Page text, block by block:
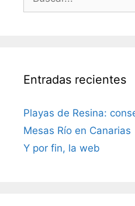
Entradas recientes
Playas de Resina:
Mesas Río en Canarias
Y por fin, la web